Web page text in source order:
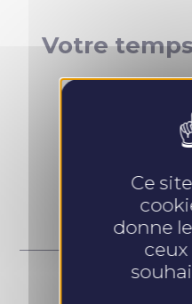
Votre
Ce
donne